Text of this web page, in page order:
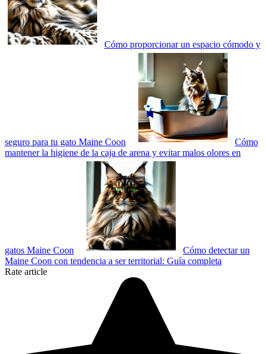
Cómo proporcionar un espacio cómodo y
seguro para tu gato Maine Coon
Cómo
mantener la higiene de la caja de arena y evitar malos olores en
gatos Maine Coon
Cómo detectar un
Maine Coon con tendencia a ser territorial: Guía completa
Rate article